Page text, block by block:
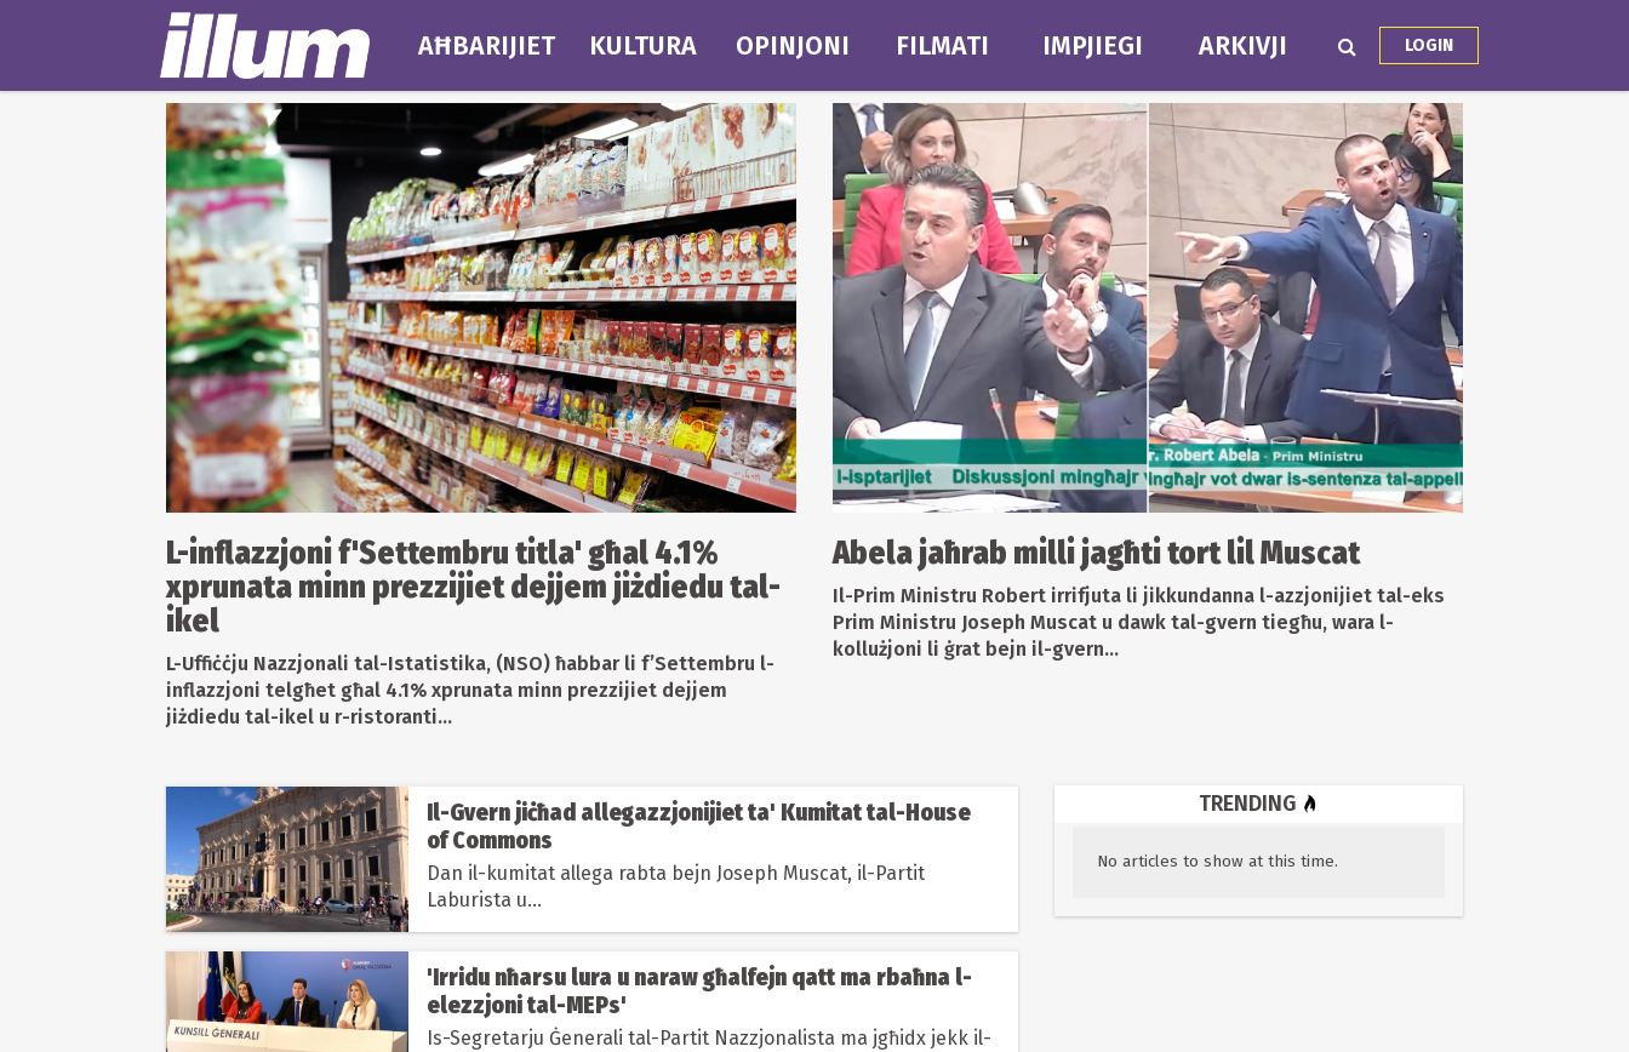
AĦBARIJIET KULTURA OPINJONI FILMATI IMPJIEGI ARKIVJI LOGIN
L-inflazzjoni f'Settembru titla' għal 4.1%
xprunata minn prezzijiet dejjem jiżdiedu tal-
ikel
L-Uffiċċju Nazzjonali tal-Istatistika, (NSO) ħabbar li f’Settembru l-
inflazzjoni telgħet għal 4.1% xprunata minn prezzijiet dejjem
jiżdiedu tal-ikel u r-ristoranti...
Abela jaħrab milli jagħti tort lil Muscat
Il-Prim Ministru Robert irrifjuta li jikkundanna l-azzjonijiet tal-eks
Prim Ministru Joseph Muscat u dawk tal-gvern tiegħu, wara l-
kollużjoni li ġrat bejn il-gvern...
Il-Gvern jiċħad allegazzjonijiet ta' Kumitat tal-House
of Commons
Dan il-kumitat allega rabta bejn Joseph Muscat, il-Partit
Laburista u...
'Irridu nħarsu lura u naraw għalfejn qatt ma rbaħna l-
elezzjoni tal-MEPs'
Is-Segretarju Ġenerali tal-Partit Nazzjonalista ma jgħidx jekk il-
TRENDING